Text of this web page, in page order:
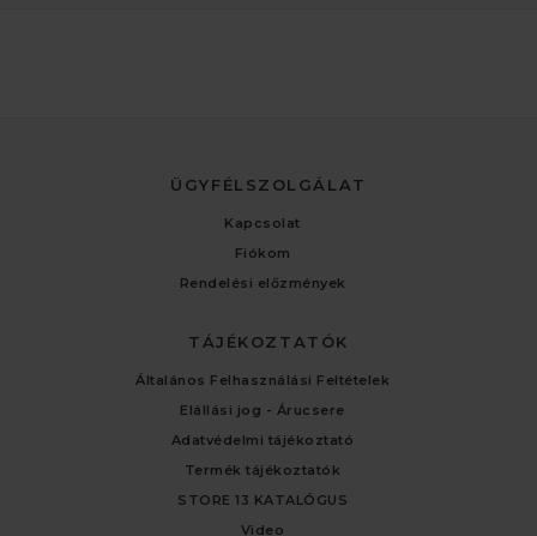
ÜGYFÉLSZOLGÁLAT
Kapcsolat
Fiókom
Rendelési előzmények
TÁJÉKOZTATÓK
Általános Felhasználási Feltételek
Elállási jog - Árucsere
Adatvédelmi tájékoztató
Termék tájékoztatók
STORE 13 KATALÓGUS
Video